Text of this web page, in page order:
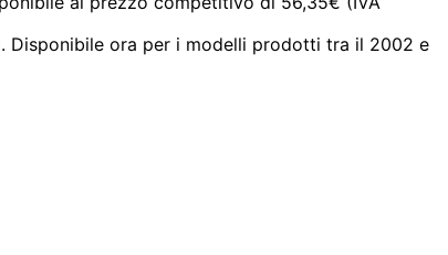
Disponibile ora per i modelli prodotti tra il 2002 e